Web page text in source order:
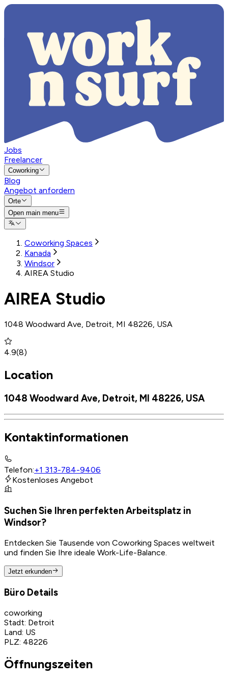
Jobs
Freelancer
Coworking
Blog
Angebot anfordern
Orte
Open main menu
Coworking Spaces
Kanada
Windsor
AIREA Studio
AIREA Studio
1048 Woodward Ave, Detroit, MI 48226, USA
4.9(8)
Location
1048 Woodward Ave, Detroit, MI 48226, USA
Kontaktinformationen
Telefon:+1 313-784-9406
Kostenloses Angebot
Suchen Sie Ihren perfekten Arbeitsplatz in
Windsor?
Entdecken Sie Tausende von Coworking Spaces weltweit
und finden Sie Ihre ideale Work-Life-Balance.
Jetzt erkunden
Büro Details
coworking
Stadt: Detroit
Land: US
PLZ: 48226
Öffnungszeiten